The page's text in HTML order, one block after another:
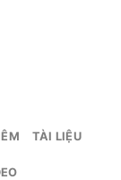
TÀI LIỆU